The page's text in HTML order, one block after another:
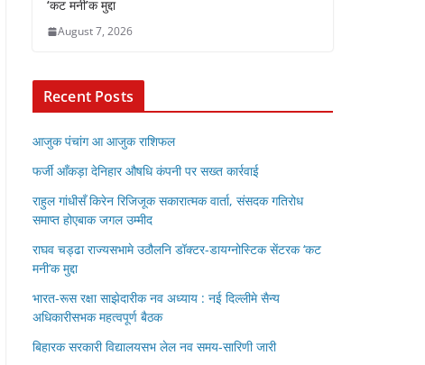
‘कट मनी’क मुद्दा
August 7, 2026
Recent Posts
आजुक पंचांग आ आजुक राशिफल
फर्जी आँकड़ा देनिहार औषधि कंपनी पर सख्त कार्रवाई
राहुल गांधीसँ किरेन रिजिजूक सकारात्मक वार्ता, संसदक गतिरोध
समाप्त होएबाक जगल उम्मीद
राघव चड्ढा राज्यसभामे उठौलनि डॉक्टर-डायग्नोस्टिक सेंटरक ‘कट
मनी’क मुद्दा
भारत-रूस रक्षा साझेदारीक नव अध्याय : नई दिल्लीमे सैन्य
अधिकारीसभक महत्वपूर्ण बैठक
बिहारक सरकारी विद्यालयसभ लेल नव समय-सारिणी जारी